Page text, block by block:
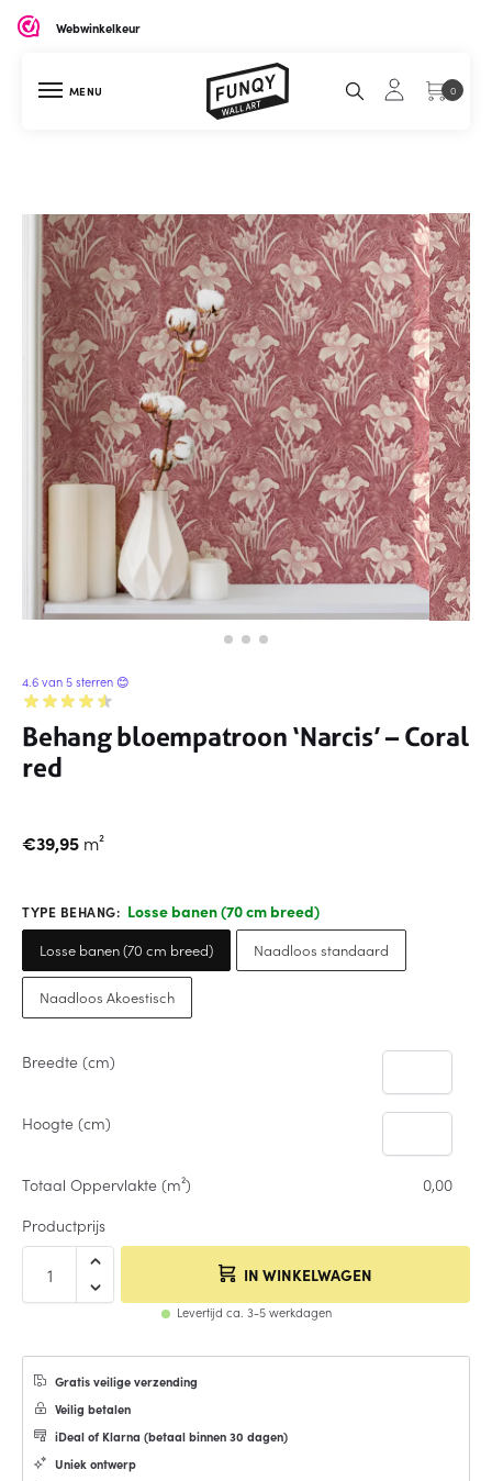
Webwinkelkeur
MENU 0
4.6 van 5 sterren 😊
Behang bloempatroon ‘Narcis’ – Coral
red
€39,95 m²
TYPE BEHANG: Losse banen (70 cm breed)
Losse banen (70 cm breed) Naadloos standaard
Naadloos Akoestisch
Breedte (cm)
Hoogte (cm)
Totaal Oppervlakte (m²)
0,00
Productprijs
IN WINKELWAGEN
Levertijd ca. 3-5 werkdagen
Gratis veilige verzending
Veilig betalen
iDeal of Klarna (betaal binnen 30 dagen)
Uniek ontwerp